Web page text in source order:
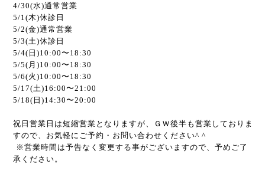
4/30(水)通常営業
5/1(木)休診日
5/2(金)通常営業
5/3(土)休診日
5/4(日)10:00〜18:30
5/5(月)10:00〜18:30
5/6(火)10:00〜18:30
5/17(土)16:00〜21:00
5/18(日)14:30〜20:00
祝日営業日は短縮営業となりますが、ＧＷ後半も営業しておりま
すので、お気軽にご予約・お問い合わせください^ ^
※営業時間は予告なく変更する事がございますので、予めご了
承ください。